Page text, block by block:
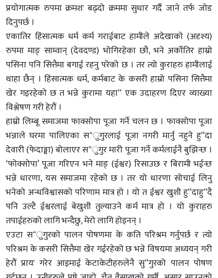
प्रयोगात्मक रुपमा क्रमशः बढ्दो क्रममा सुधार गर्दै जाने तर्फ जोड
दिनुपर्छ ।
एकातिर हिंसात्मक धर्म कर्म गराईबाट हामीले अदेखाको (अदृश्य)
रुपमा माङ् साम्वान् (देवदण्ड) भोगिरहेका छौ, भने अर्काेतिर हाम्रो
पसिना पनि सित्तैमा बगाई रहनु परेको छ । तर त्यो कुराहरु हामीलाई
थाहा छैन् । हिंसात्मक धर्म, कर्मबाट के कसरी हाम्रो पसिना सित्तैमा
खेर गइरहेको छ त भन्ने कुरामा यहा“ एक उदाहरण दिएर व्याख्या
विश्लेषण गरी हेरौं ।
हाम्रो लिम्बू समाजमा फाक्सोपा पूजा गर्ने चलन छ । फाक्सोपा पूजा
भन्नाले घरमा पालिएका स“ुगुरलाई पूजा नगरी मार्नु नहुने हु“दा
देवारी (फेदाङ्मा) बोलाएर स“ुगुर मारी पूजा गर्ने कर्मलाईनै बुझिन्छ ।
‘फोक्सोपा’ पूजा गरिएन भने माङ् (ईश्वर) रिसाउछ र बिरामी भईन्छ
भन्ने धारणा, यस समाजमा रहेको छ । तर यो धारणा सोचाई लिनु
भनेको अन्धविश्वासको परिणाम मात्र हो । यो त ईश्वर खुशी हु“दाहु“दै
पनि उल्टै ईश्वरलाई बेखुशी तुल्याउने कर्म मात्र हो । यो कुराहरु
तपाईहरुको लागि भन्दैछु, मेरो लागि होइनन् ।
एउटा स“ुगुरको पालन पोषणमा के कति परिश्रम गर्नुपर्छ र त्यो
परिश्रम के कसरी सित्तैमा खेर गईरहेको छ भन्ने विषयमा अध्ययन् गरी
हेरौं प्रायः गरेर आइमाई केटाकेटीहरुलेनै सु“गुरको पालन पोषण